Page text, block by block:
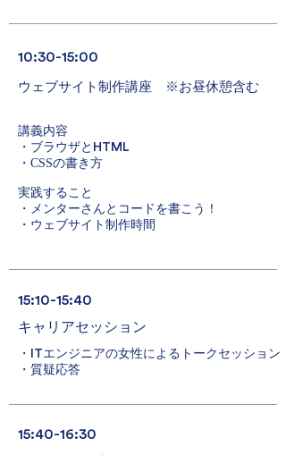
10:30-15:00
​ウェブサイト制作講座 ※お昼休憩含む
講義内容
・ブラウザと HTML
・CSSの書き方
実践すること
・メンターさんとコードを書こう！
・ウェブサイト制作時間
15:10-15:40
​キャリアセッション
・ ITエンジニアの女性によるトークセッション
・質疑応答
15:40-16:30